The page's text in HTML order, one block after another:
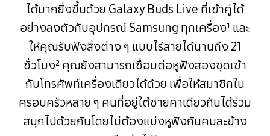
ได้มากยิ่งขึ้นด้วย Galaxy Buds Live ที่เข้าคู่ได้
อย่างลงตัวกับอุปกรณ์ Samsung ทุกเครื่อง¹ และ
ให้คุณรับฟังสิ่งต่าง ๆ แบบไร้สายได้นานถึง 21
ชั่วโมง² คุณยังสามารถเชื่อมต่อหูฟังสองชุดเข้า
กับโทรศัพท์เครื่องเดียวได้ด้วย เพื่อให้สมาชิกใน
ครอบครัวหลาย ๆ คนที่อยู่ใต้ชายคาเดียวกันได้ร่วม
สนุกไปด้วยกันโดยไม่ต้องแบ่งหูฟังกันคนละข้าง